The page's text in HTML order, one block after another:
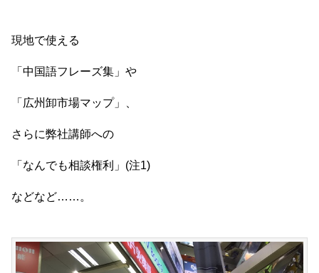
現地で使える
「中国語フレーズ集」や
「広州卸市場マップ」、
さらに弊社講師への
「なんでも相談権利」(注1)
などなど……。